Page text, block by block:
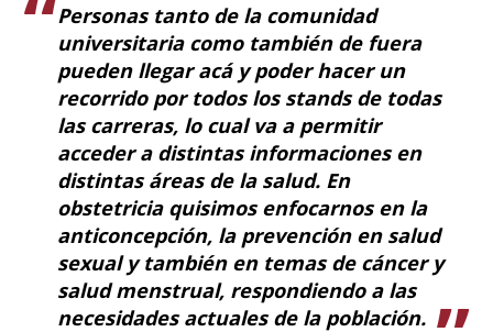
Personas tanto de la comunidad
universitaria como también de fuera
pueden llegar acá y poder hacer un
recorrido por todos los stands de todas
las carreras, lo cual va a permitir
acceder a distintas informaciones en
distintas áreas de la salud. En
obstetricia quisimos enfocarnos en la
anticoncepción, la prevención en salud
sexual y también en temas de cáncer y
salud menstrual, respondiendo a las
necesidades actuales de la población.